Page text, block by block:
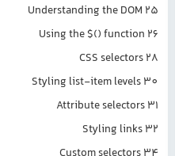
Understanding the
Using the $()
CSS
Styling list-item
Attribute
Styling